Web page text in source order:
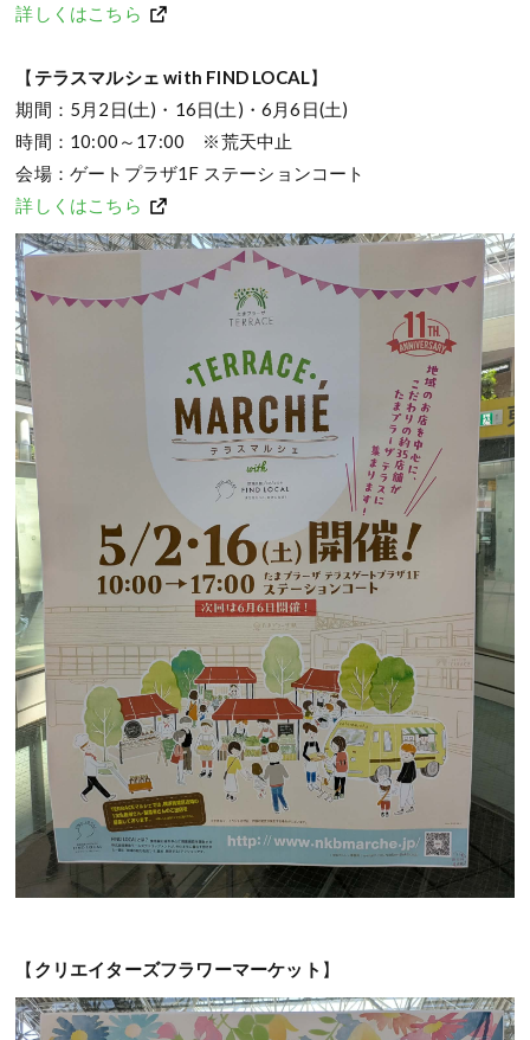
詳しくはこちら
【 テラスマルシェ with FIND LOCAL】
期間：5月2日(土)・16日(土)・6月6日(土)
時間：10:00～17:00 ※荒天中止
会場：ゲートプラザ1F ステーションコート
詳しくはこちら
【 クリエイターズフラワーマーケット 】